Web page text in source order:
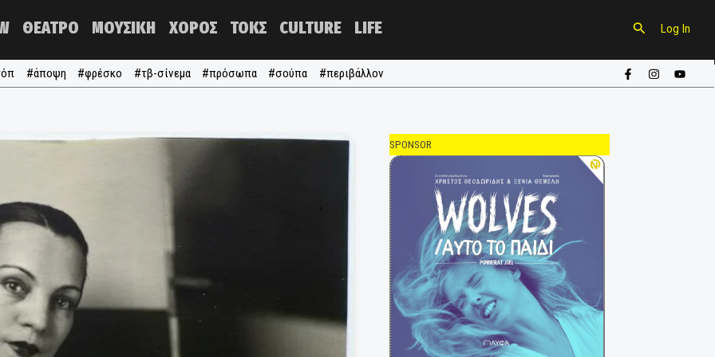
NOW ΘΕΑΤΡΟ ΜΟΥΣΙΚΗ ΧΟΡΟΣ ΤΟΚΣ CULTURE
#τα τόπ #άποψη #φρέσκο #τβ-σίνεμα #πρόσωπα #σούπα
SPONSOR